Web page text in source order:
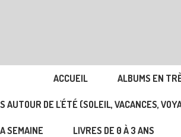
ACCUEIL ALBUMS EN
AUTOUR DE L'ÉTÉ (SOLEIL, VACANCES,
SEMAINE LIVRES DE 0 À 3 ANS